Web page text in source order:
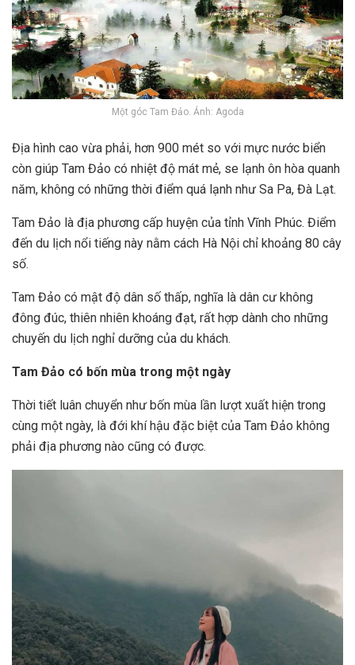
Một góc Tam Đảo. Ảnh: Agoda
Địa hình cao vừa phải, hơn 900 mét so với mực nước biển
còn giúp Tam Đảo có nhiệt độ mát mẻ, se lạnh ôn hòa quanh
năm, không có những thời điểm quá lạnh như Sa Pa, Đà Lạt.
Tam Đảo là địa phương cấp huyện của tỉnh Vĩnh Phúc. Điểm
đến du lịch nổi tiếng này nằm cách Hà Nội chỉ khoảng 80 cây
số.
Tam Đảo có mật độ dân số thấp, nghĩa là dân cư không
đông đúc, thiên nhiên khoáng đạt, rất hợp dành cho những
chuyến du lịch nghỉ dưỡng của du khách.
Tam Đảo có bốn mùa trong một ngày
Thời tiết luân chuyển như bốn mùa lần lượt xuất hiện trong
cùng một ngày, là đới khí hậu đặc biệt của Tam Đảo không
phải địa phương nào cũng có được.